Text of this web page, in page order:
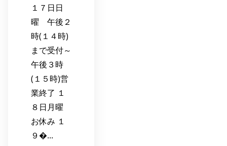
１７日日
曜 午後２
時(１４時)
まで受付～
午後３時
(１５時)営
業終了 １
８日月曜
お休み １
９�...